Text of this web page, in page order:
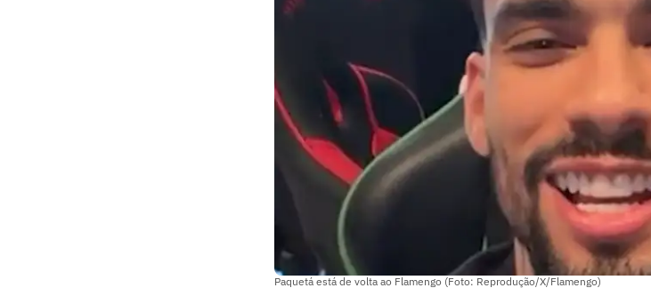
Paquetá está de volta ao Flamengo (Foto: Reprodução/X/Flamengo)